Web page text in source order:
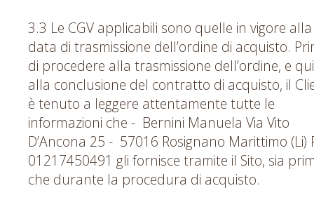
3.3 Le CGV applicabili sono quelle in vigore alla
data di trasmissione dell’ordine di acquisto.
di procedere alla trasmissione dell’ordine, e
alla conclusione del contratto di acquisto, il
è tenuto a leggere attentamente tutte le
informazioni che - Bernini Manuela Via Vito
D’Ancona 25 - 57016 Rosignano Marittimo (Li)
01217450491 gli fornisce tramite il Sito, sia
che durante la procedura di acquisto.